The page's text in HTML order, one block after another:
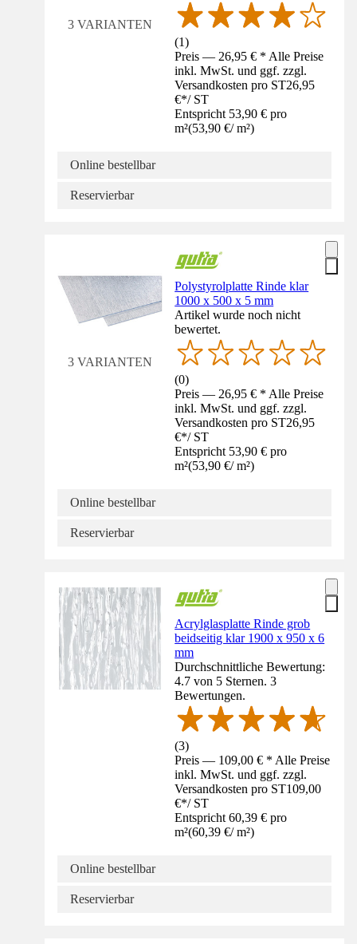
3 VARIANTEN
(1)
Preis — 26,95 € * Alle Preise
inkl. MwSt. und ggf. zzgl.
Versandkosten pro ST26,95
€*/ ST
Entspricht 53,90 € pro
m²(53,90 €/ m²)
Online bestellbar
Reservierbar
3 VARIANTEN
Polystyrolplatte Rinde klar
1000 x 500 x 5 mm
Artikel wurde noch nicht
bewertet.
(0)
Preis — 26,95 € * Alle Preise
inkl. MwSt. und ggf. zzgl.
Versandkosten pro ST26,95
€*/ ST
Entspricht 53,90 € pro
m²(53,90 €/ m²)
Online bestellbar
Reservierbar
Acrylglasplatte Rinde grob
beidseitig klar 1900 x 950 x 6
mm
Durchschnittliche Bewertung:
4.7 von 5 Sternen. 3
Bewertungen.
(3)
Preis — 109,00 € * Alle Preise
inkl. MwSt. und ggf. zzgl.
Versandkosten pro ST109,00
€*/ ST
Entspricht 60,39 € pro
m²(60,39 €/ m²)
Online bestellbar
Reservierbar